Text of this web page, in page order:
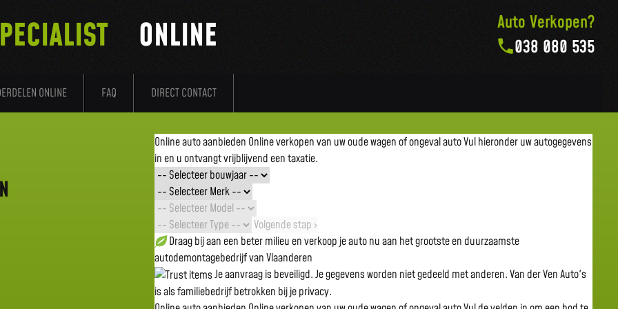
ONLINE FAQ DIRECT CONTACT
ONLINE
Auto Verkopen?
038 080 535
Online auto aanbieden Online verkopen van uw oude wagen of ongeval autoVul hieronder uw autogegevens
in en u ontvangt vrijblijvend een taxatie.
Volgende stap ›
Draag bij aan een beter milieu en verkoop je auto nu aan het grootste en duurzaamste
autodemontagebedrijf van Vlaanderen
Je aanvraag is beveiligd. Je gegevens worden niet gedeeld met anderen. Van der Ven Auto's
is als familiebedrijf betrokken bij je privacy.